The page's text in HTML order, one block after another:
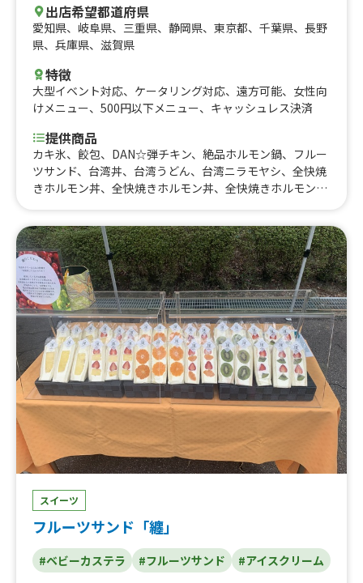
出店希望都道府県
愛知県、 岐阜県、 三重県、 静岡県、 東京都、 千葉県、 長野
県、 兵庫県、 滋賀県
特徴
大型イベント対応、 ケータリング対応、 遠方可能、 女性向
けメニュー、 500円以下メニュー、 キャッシュレス決済
提供商品
カキ氷、餃包、DAN☆弾チキン、絶品ホルモン鍋、フルー
ツサンド、台湾丼、台湾うどん、台湾ニラモヤシ、全快焼
きホルモン丼、全快焼きホルモン丼、全快焼きホルモン焼
スイーツ
フルーツサンド「纏」
#ベビーカステラ #フルーツサンド #アイスクリーム